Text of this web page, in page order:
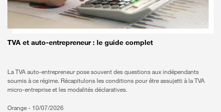
TVA et auto-entrepreneur : le guide complet
La TVA auto-entrepreneur pose souvent des questions aux indépendants
soumis à ce régime. Récapitulons les conditions pour être assujetti à la TVA
micro-entreprise et les modalités déclaratives.
Orange - 10/07/2026